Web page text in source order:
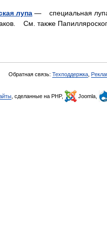
лупа — специальная
См. также
Обратная связь: Техподдержка
, сделанные на PHP, Joomla,